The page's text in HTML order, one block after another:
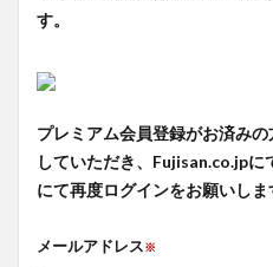
す。
プレミアム会員登録がお済み
していただき、Fujisan.co.jpに
にて再度ログインをお願いしま
メールアドレス※